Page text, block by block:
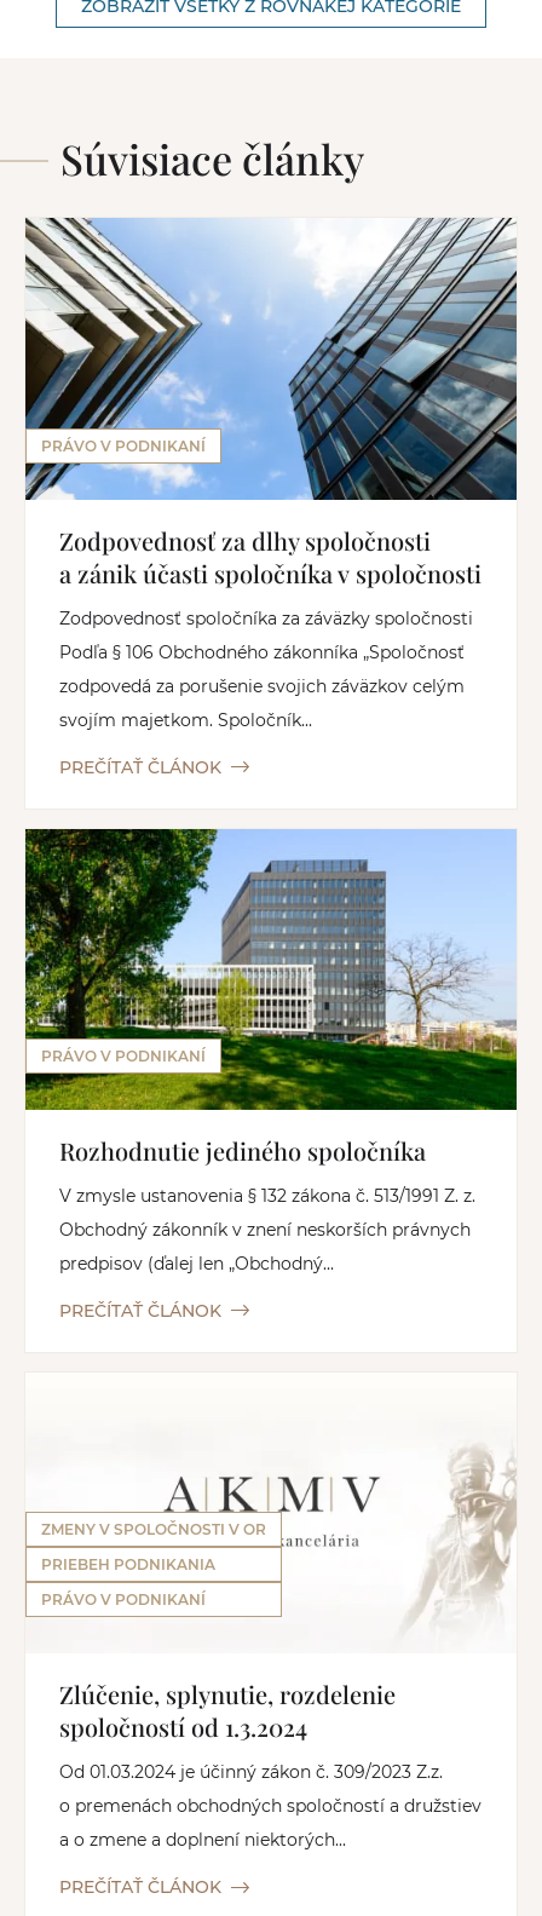
ZOBRAZIŤ VŠETKY Z ROVNAKEJ KATEGÓRIE
Súvisiace články
PRÁVO V PODNIKANÍ
Zodpovednosť za dlhy spoločnosti
a zánik účasti spoločníka v spoločnosti
Zodpovednosť spoločníka za záväzky spoločnosti
Podľa § 106 Obchodného zákonníka „Spoločnosť
zodpovedá za porušenie svojich záväzkov celým
svojím majetkom. Spoločník...
PREČÍTAŤ ČLÁNOK
PRÁVO V PODNIKANÍ
Rozhodnutie jediného spoločníka
V zmysle ustanovenia § 132 zákona č. 513/1991 Z. z.
Obchodný zákonník v znení neskorších právnych
predpisov (ďalej len „Obchodný...
PREČÍTAŤ ČLÁNOK
ZMENY V SPOLOČNOSTI V OR
PRIEBEH PODNIKANIA
PRÁVO V PODNIKANÍ
Zlúčenie, splynutie, rozdelenie
spoločností od 1.3.2024
Od 01.03.2024 je účinný zákon č. 309/2023 Z.z.
o premenách obchodných spoločností a družstiev
a o zmene a doplnení niektorých...
PREČÍTAŤ ČLÁNOK